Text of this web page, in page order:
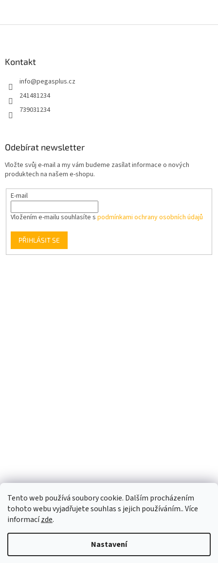
Tento web používá soubory cookie. Dalším procházením
tohoto webu vyjadřujete souhlas s jejich používáním.. Více
informacízde.
Nastavení
Kontakt
info@pegasplus.cz
241481234
739031234
Odebírat newsletter
Vložte svůj e-mail a my vám budeme zasílat informace o nových
produktech na našem e-shopu.
E-mail
Vložením e-mailu souhlasíte s podmínkami ochrany osobních údajů
PŘIHLÁSIT SE